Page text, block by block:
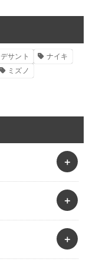
デサント
ナイキ
ミズノ